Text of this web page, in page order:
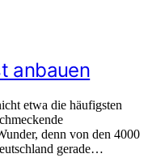
anbauen
etwa die häufigsten
denn von den 4000
gerade…